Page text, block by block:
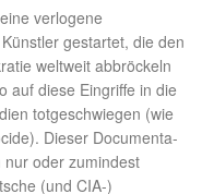
verlogene
gestartet, die den
weltweit abbröckeln
auf diese Eingriffe in die
totgeschwiegen (wie
Dieser Documenta-
nur oder zumindest
(und CIA-)